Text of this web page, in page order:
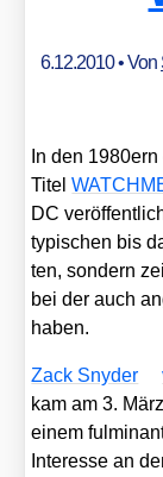
6.12.2010• Von
In den
Titel
DC
typi­schen bis
ten, son­dern
bei der auch
haben.
Zack Sny­der
kam am 3.
einem
Inter­es­se an